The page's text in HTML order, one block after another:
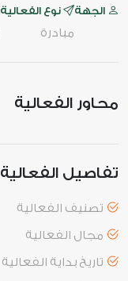
الجهة نوع الفعالية
مبادرة
محاور الفعالية
تفاصيل الفعالية
تصنيف الفعالية
مجال الفعالية
تاريخ بداية الفعالية